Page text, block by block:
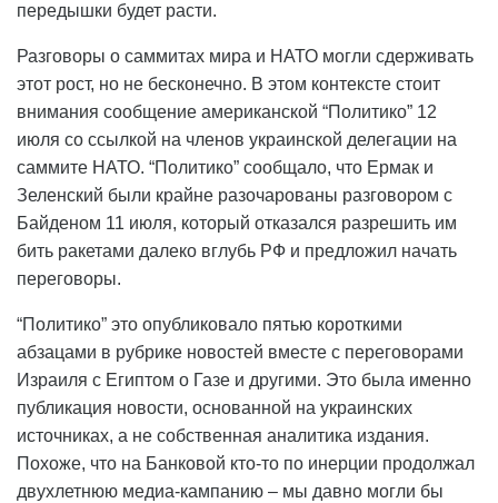
передышки будет расти.
Разговоры о саммитах мира и НАТО могли сдерживать
этот рост, но не бесконечно. В этом контексте стоит
внимания сообщение американской “Политико” 12
июля со ссылкой на членов украинской делегации на
саммите НАТО. “Политико” сообщало, что Ермак и
Зеленский были крайне разочарованы разговором с
Байденом 11 июля, который отказался разрешить им
бить ракетами далеко вглубь РФ и предложил начать
переговоры.
“Политико” это опубликовало пятью короткими
абзацами в рубрике новостей вместе с переговорами
Израиля с Египтом о Газе и другими. Это была именно
публикация новости, основанной на украинских
источниках, а не собственная аналитика издания.
Похоже, что на Банковой кто-то по инерции продолжал
двухлетнюю медиа-кампанию – мы давно могли бы